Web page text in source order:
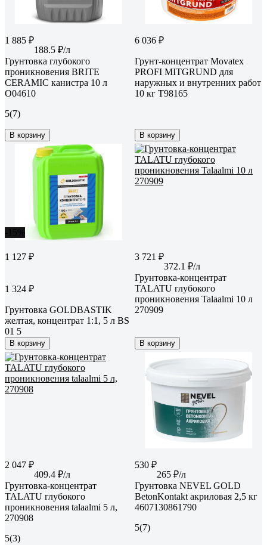
1 885 ₽
188.5 ₽/л
Грунтовка глубокого
проникновения BRITE
CERAMIC канистра 10 л
О04610
5(7)
В корзину
6 036 ₽
Грунт-концентрат Movatex
PROFI МITGRUND для
наружных и внутренних работ
10 кг Т98165
В корзину
1 127 ₽
1 324 ₽
Грунтовка GOLDBASTIK
желтая, концентрат 1:1, 5 л BS
01 5
В корзину
3 721 ₽
372.1 ₽/л
Грунтовка-концентрат
TALATU глубокого
проникновения Talaalmi 10 л
270909
В корзину
2 047 ₽
409.4 ₽/л
Грунтовка-концентрат
TALATU глубокого
проникновения talaalmi 5 л,
270908
5(3)
530 ₽
265 ₽/л
Грунтовка NEVEL GOLD
BetonKontakt акриловая 2,5 кг
4607130861790
5(7)